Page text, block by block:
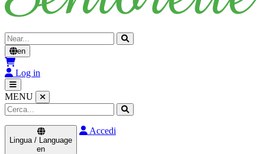
Cerca
en
Log in
MENU
Lingua / Language
en
Accedi